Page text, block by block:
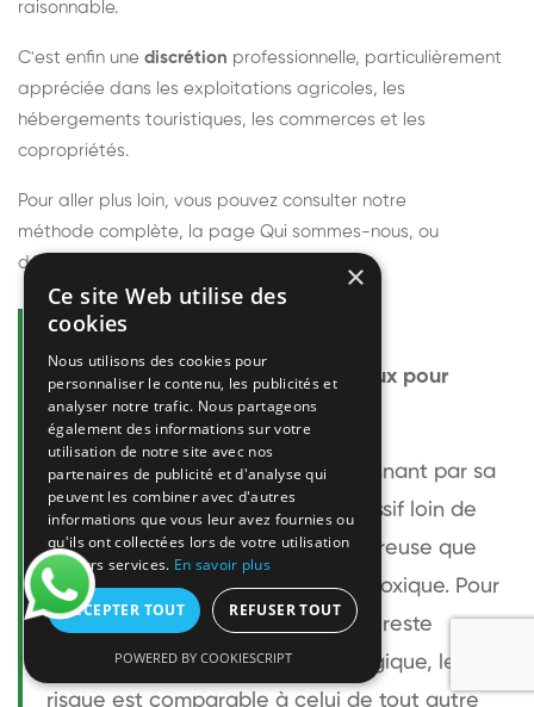
raisonnable.
C'est enfin une discrétion professionnelle, particulièrement
appréciée dans les exploitations agricoles, les
hébergements touristiques, les commerces et les
copropriétés.
Pour aller plus loin, vous pouvez consulter notre
méthode complète, la page Qui sommes-nous, ou
découvrir
Questions fréquentes
Le frelon européen est-il dangereux pour
l'homme ?
Le frelon européen est impressionnant par sa
taille mais relativement peu agressif loin de
son nid. Sa piqûre est plus douloureuse que
celle d'une guêpe sans être plus toxique. Pour
une personne non allergique, elle reste
bénigne. Pour une personne allergique, le
risque est comparable à celui de tout autre
×
Ce site Web utilise des
cookies
Nous utilisons des cookies pour
personnaliser le contenu, les publicités et
analyser notre trafic. Nous partageons
également des informations sur votre
utilisation de notre site avec nos
partenaires de publicité et d'analyse qui
peuvent les combiner avec d'autres
informations que vous leur avez fournies ou
qu'ils ont collectées lors de votre utilisation
de leurs services. En savoir plus
ACCEPTER TOUT REFUSER TOUT
POWERED BY COOKIESCRIPT